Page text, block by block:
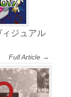
ジュアル
Full Article →